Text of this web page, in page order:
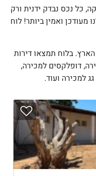
כל נכס נבדק ידנית ורק
ואמין ביותר! לוח
הארץ. בלוח תמצאו דירות
דופלקסים למכירה,
למכירה ועוד.